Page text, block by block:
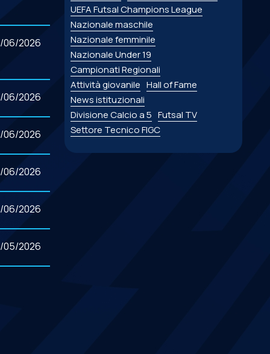
06/2026
06/2026
06/2026
06/2026
06/2026
05/2026
UEFA Futsal Champions League
Nazionale maschile
Nazionale femminile
Nazionale Under 19
Campionati Regionali
Attività giovanile Hall of Fame
News istituzionali
Divisione Calcio a 5 Futsal TV
Settore Tecnico FIGC